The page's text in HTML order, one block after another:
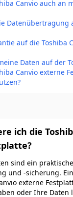
Canvio auch an
Datenübertragung
auf die Toshiba
Daten auf der
Canvio externe
ich die
sind ein
und -sicherung.
externe
oder Ihre Daten